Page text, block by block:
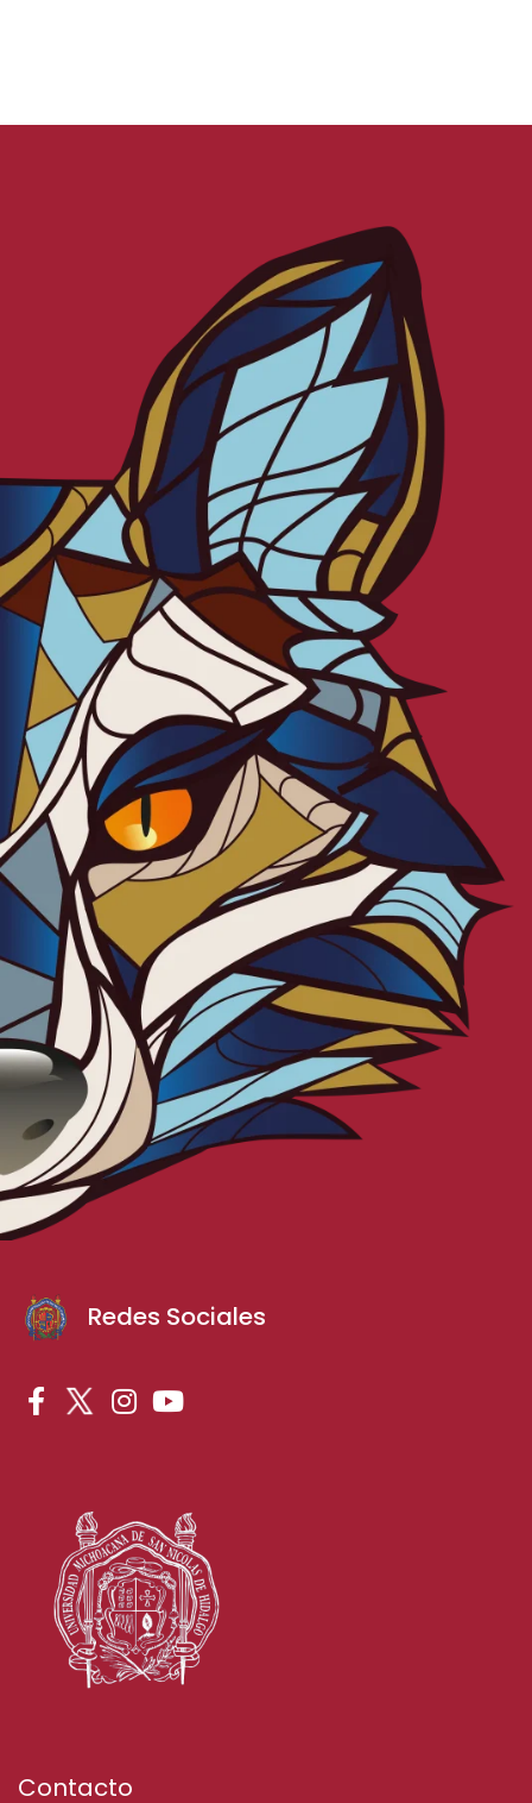
Redes Sociales
Contacto